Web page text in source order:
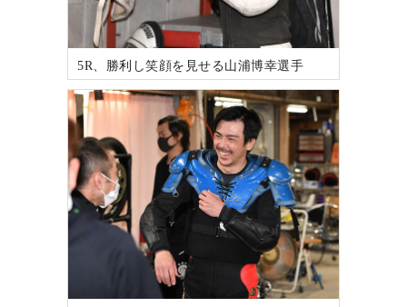
5R、勝利し笑顔を見せる山浦博幸選手